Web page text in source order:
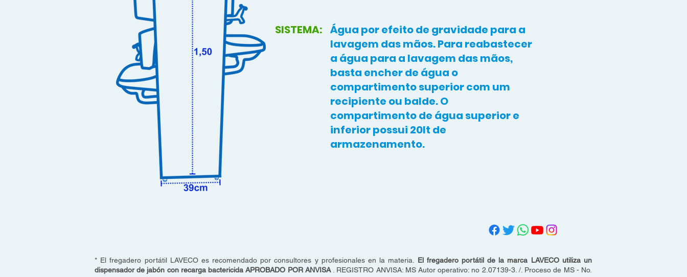
SISTEMA: Água por efeito de gravidade para a
lavagem das mãos. Para reabastecer
a água para a lavagem das mãos,
basta encher de água o
compartimento superior com um
recipiente ou balde. O
compartimento de água superior e
inferior possui 20lt de
armazenamento.
* El fregadero portátil LAVECO es recomendado por consultores y profesionales en la materia. El fregadero portátil de la marca LAVECO utiliza un
dispensador de jabón con recarga bactericida APROBADO POR ANVISA. REGISTRO ANVISA: MS Autor operativo: no 2.07139-3. /. Proceso de MS - No.